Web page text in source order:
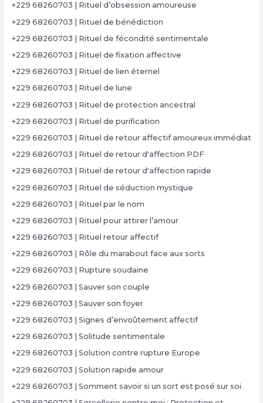
+229 68260703 | Rituel d’obsession amoureuse
+229 68260703 | Rituel de bénédiction
+229 68260703 | Rituel de fécondité sentimentale
+229 68260703 | Rituel de fixation affective
+229 68260703 | Rituel de lien éternel
+229 68260703 | Rituel de lune
+229 68260703 | Rituel de protection ancestral
+229 68260703 | Rituel de purification
+229 68260703 | Rituel de retour affectif amoureux immédiat
+229 68260703 | Rituel de retour d'affection PDF
+229 68260703 | Rituel de retour d'affection rapide
+229 68260703 | Rituel de séduction mystique
+229 68260703 | Rituel par le nom
+229 68260703 | Rituel pour attirer l’amour
+229 68260703 | Rituel retour affectif
+229 68260703 | Rôle du marabout face aux sorts
+229 68260703 | Rupture soudaine
+229 68260703 | Sauver son couple
+229 68260703 | Sauver son foyer
+229 68260703 | Signes d’envoûtement affectif
+229 68260703 | Solitude sentimentale
+229 68260703 | Solution contre rupture Europe
+229 68260703 | Solution rapide amour
+229 68260703 | Somment savoir si un sort est posé sur soi